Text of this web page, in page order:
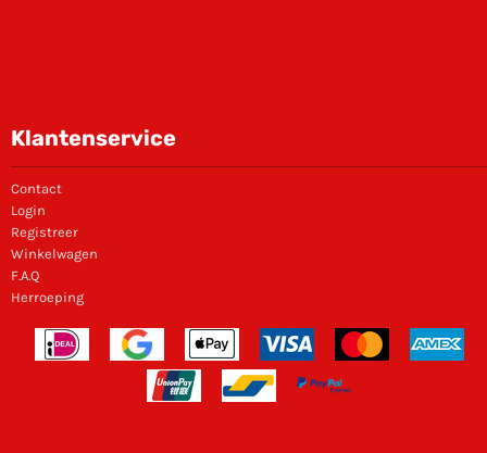
Klantenservice
Contact
Login
Registreer
Winkelwagen
F.A.Q
Herroeping